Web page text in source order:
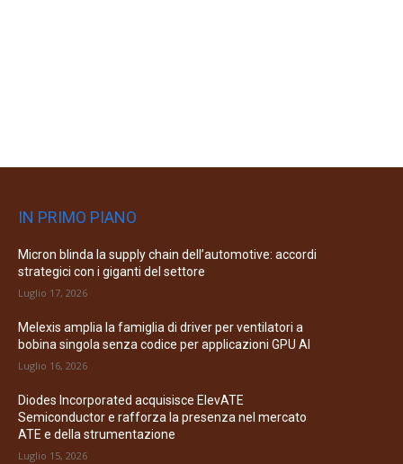
IN PRIMO PIANO
Micron blinda la supply chain dell’automotive: accordi
strategici con i giganti del settore
Luglio 17, 2026
Melexis amplia la famiglia di driver per ventilatori a
bobina singola senza codice per applicazioni GPU AI
Luglio 16, 2026
Diodes Incorporated acquisisce ElevATE
Semiconductor e rafforza la presenza nel mercato
ATE e della strumentazione
Luglio 15, 2026